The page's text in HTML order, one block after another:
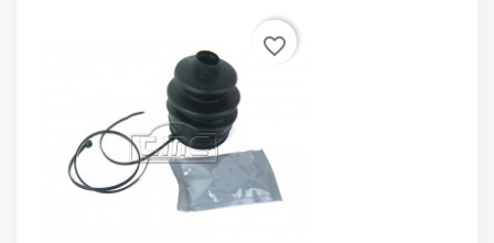
favorite_border